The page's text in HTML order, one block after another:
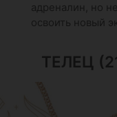
адреналин, но
освоить новый
ТЕЛЕЦ